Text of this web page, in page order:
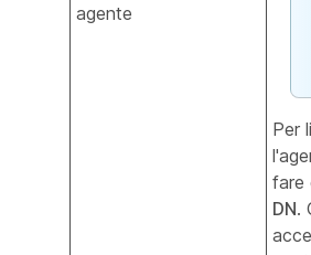
agente
Per
fare
DN.